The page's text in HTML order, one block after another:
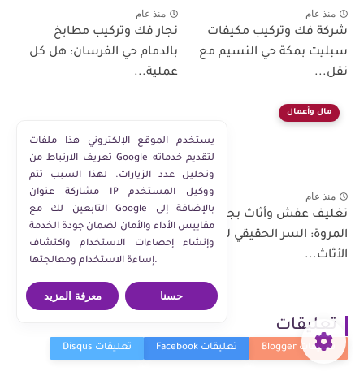
منذ عام
شركة فك وتركيب مكيفات
سبليت بمكة حي النسيم مع
نقل...
منذ عام
نجار فك وتركيب مطابخ
بالدمام حي الفرسان: هل كل
عملية...
مال وأعمال
منذ عام
تغليف عفش وأثاث بجدة حي
المروة: السر الحقيقي لحماية
الأثاث...
تعليقات
يستخدم الموقع الإلكتروني هذا ملفات
تعريف الارتباط من Google لتقديم خدماته
وتحليل عدد الزيارات. لهذا السبب تتم
مشاركة عنوان IP ووكيل المستخدم
التابعين لك مع Google بالإضافة إلى
مقاييس الأداء والأمان لضمان جودة الخدمة
وإنشاء إحصاءات الاستخدام واكتشاف
إساءة الاستخدام ومعالجتها.
معرفة المزيد حسنا